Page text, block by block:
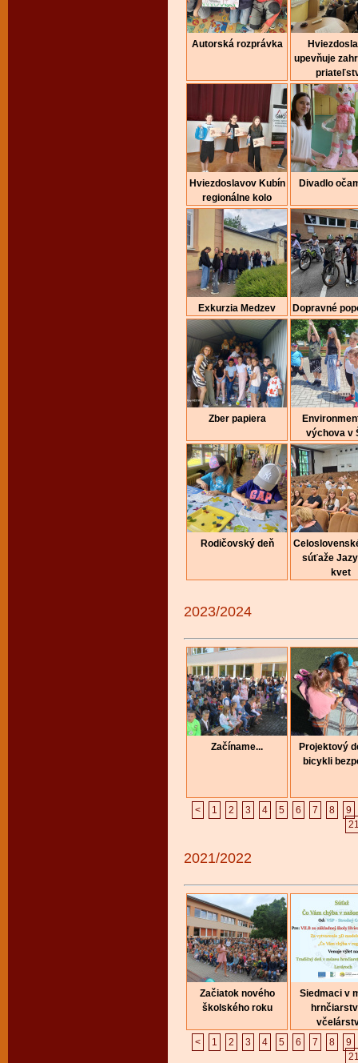
Autorská rozprávka
upevňuje
Hviezdoslavov Kubín
regionálne kolo
Divadlo
Exkurzia Medzev Dopravné
Zber papiera
výchova v
Rodičovský deň
súťaže
kvet
2023/2024
Začíname...
Projektový
bicykli
< 1 2 3 4 5 6 7 8
9
2021/2022
Začiatok nového
školského roku
Siedmaci v
<
1 2 3 4 5 6 7 8
9